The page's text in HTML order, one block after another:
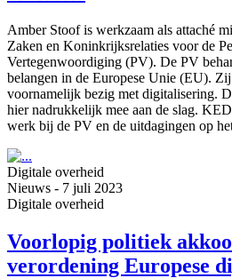
Amber Stoof is werkzaam als attaché
Zaken en Koninkrijksrelaties voor de
Vertegenwoordiging (PV). De PV
belangen in de Europese Unie (EU).
voornamelijk bezig met digitalisering.
hier nadrukkelijk mee aan de slag.
werk bij de PV en de uitdagingen op
Digitale overheid
Nieuws - 7 juli 2023
Digitale overheid
Voorlopig politiek
verordening Europese